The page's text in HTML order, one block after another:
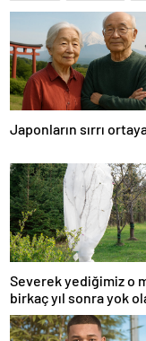
Japonların sırrı
Severek yediğimiz o
birkaç yıl sonra yok